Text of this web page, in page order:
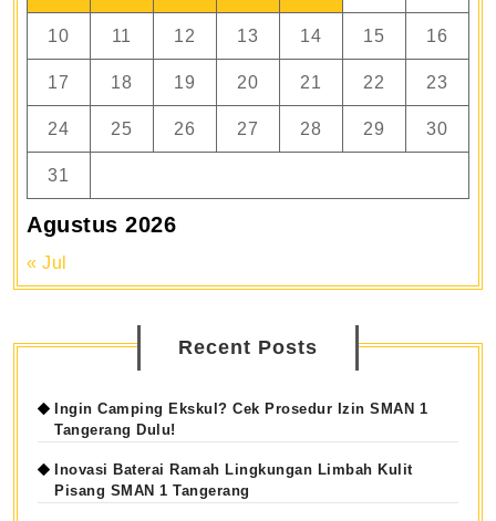
Agustus 2026
10 11 12 13 14 15 16
17 18 19 20 21 22 23
24 25 26 27 28 29 30
31
« Jul
Recent Posts
Ingin Camping Ekskul? Cek Prosedur Izin SMAN 1
Tangerang Dulu!
Inovasi Baterai Ramah Lingkungan Limbah Kulit
Pisang SMAN 1 Tangerang